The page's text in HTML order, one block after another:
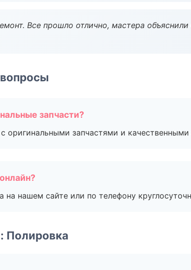
Все прошло отлично, мастера
запчасти?
оригинальными запчастями и качественными
на нашем сайте или по телефону
Полировка